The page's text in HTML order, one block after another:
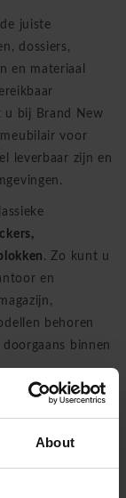
About
juiste
dossiers,
en materiaal
u bij Brand New
voor
leverbaar zijn en
. Zo kunt u
en
behoren
binnen
kast
speelt
en
oogt